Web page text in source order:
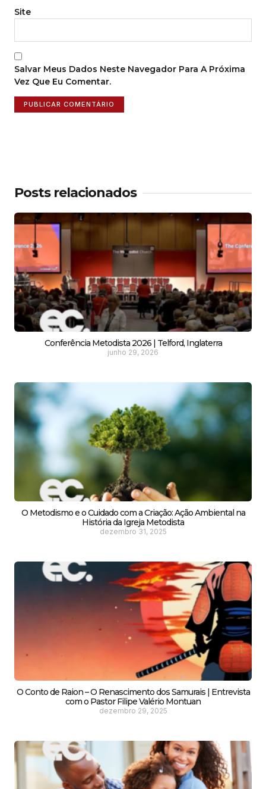
Site
Salvar Meus Dados Neste Navegador Para A Próxima
Vez Que Eu Comentar.
Posts relacionados
Conferência Metodista 2026 | Telford, Inglaterra
junho 29, 2026
O Metodismo e o Cuidado com a Criação: Ação Ambiental na
História da Igreja Metodista
dezembro 31, 2025
O Conto de Raion – O Renascimento dos Samurais | Entrevista
com o Pastor Filipe Valério Montuan
dezembro 29, 2025